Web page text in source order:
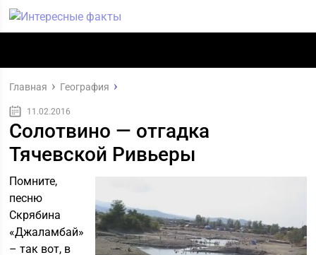
Главная География
11.02.2016
Солотвино — отгадка
Тячевской Ривьеры
Помните,
песню
Скрябина
«Джаламбай»
– так вот, в